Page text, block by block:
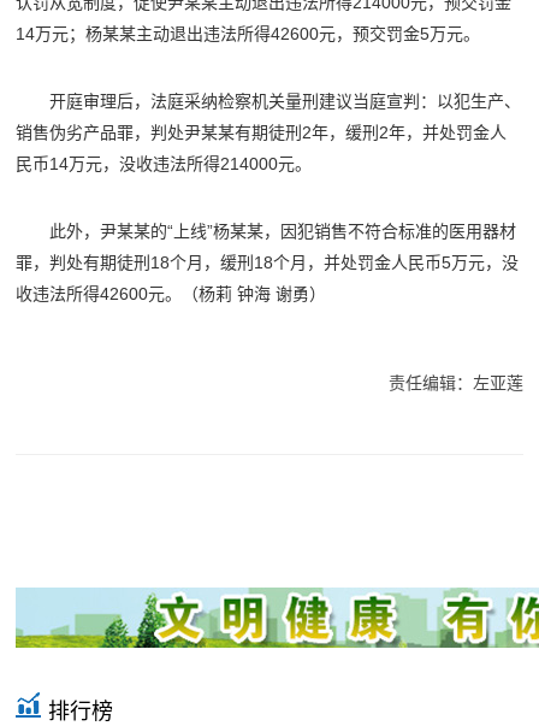
14万元；杨某某主动退出违法所得42600元，预交罚金5万元。
开庭审理后，法庭采纳检察机关量刑建议当庭宣判：以犯生产、
销售伪劣产品罪，判处尹某某有期徒刑2年，缓刑2年，并处罚金人
民币14万元，没收违法所得214000元。
此外，尹某某的“上线”杨某某，因犯销售不符合标准的医用器材
罪，判处有期徒刑18个月，缓刑18个月，并处罚金人民币5万元，没
收违法所得42600元。
（杨莉 钟海 谢勇）
责任编辑：左亚莲
排行榜